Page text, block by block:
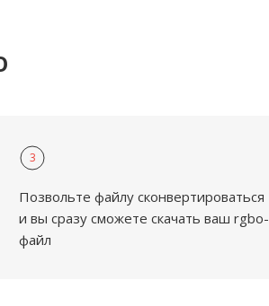
3
Позвольте файлу сконвертироваться
и вы сразу сможете скачать ваш rgbo-
файл